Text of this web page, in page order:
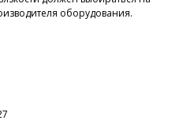
оборудования.